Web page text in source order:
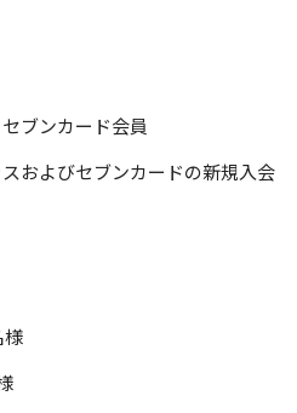
ブンカード会員
およびセブンカードの新規入会